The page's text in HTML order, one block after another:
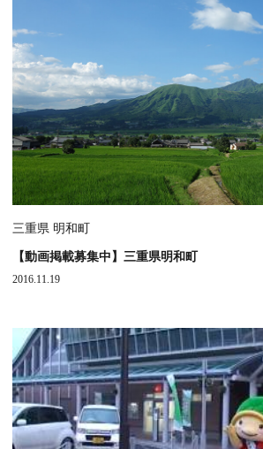
三重県 明和町
【動画掲載募集中】三重県明和町
2016.11.19